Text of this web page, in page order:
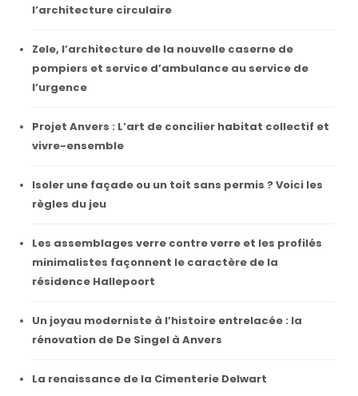
l’architecture circulaire
Zele, l’architecture de la nouvelle caserne de
pompiers et service d’ambulance au service de
l’urgence
Projet Anvers : L’art de concilier habitat collectif et
vivre-ensemble
Isoler une façade ou un toit sans permis ? Voici les
règles du jeu
Les assemblages verre contre verre et les profilés
minimalistes façonnent le caractère de la
résidence Hallepoort
Un joyau moderniste à l’histoire entrelacée : la
rénovation de De Singel à Anvers
La renaissance de la Cimenterie Delwart